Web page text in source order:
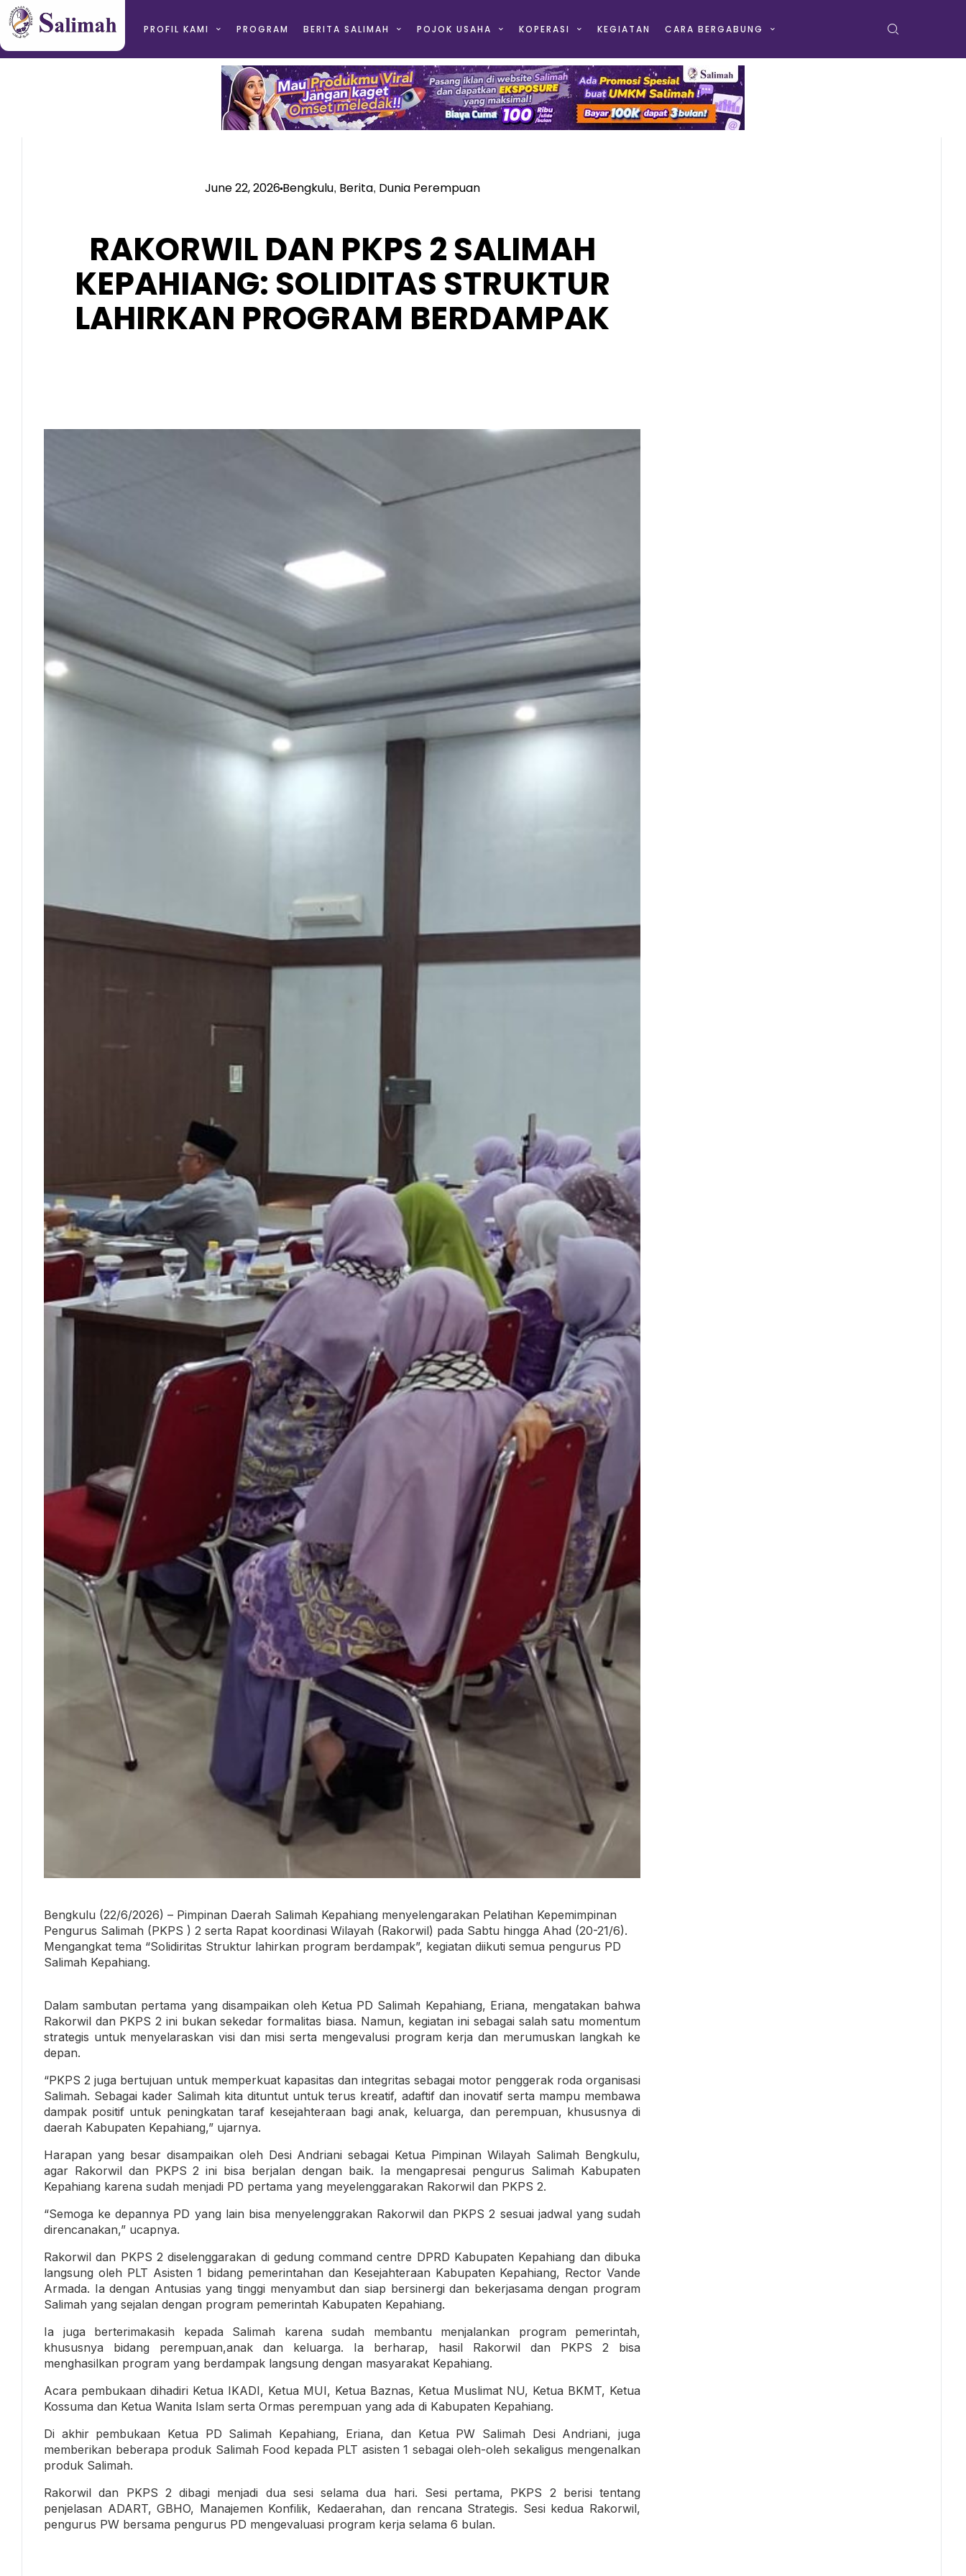
PROFIL KAMI PROGRAM BERITA SALIMAH POJOK USAHA KOPERASI KEGIATAN CARA BERGABUNG
June 22, 2026Bengkulu, Berita, Dunia Perempuan
RAKORWIL DAN PKPS 2 SALIMAH
KEPAHIANG: SOLIDITAS STRUKTUR
LAHIRKAN PROGRAM BERDAMPAK
Bengkulu (22/6/2026) – Pimpinan Daerah Salimah Kepahiang menyelengarakan Pelatihan Kepemimpinan
Pengurus Salimah (PKPS ) 2 serta Rapat koordinasi Wilayah (Rakorwil) pada Sabtu hingga Ahad (20-21/6).
Mengangkat tema “Solidiritas Struktur lahirkan program berdampak”, kegiatan diikuti semua pengurus PD
Salimah Kepahiang.
Dalam sambutan pertama yang disampaikan oleh Ketua PD Salimah Kepahiang, Eriana, mengatakan bahwa
Rakorwil dan PKPS 2 ini bukan sekedar formalitas biasa. Namun, kegiatan ini sebagai salah satu momentum
strategis untuk menyelaraskan visi dan misi serta mengevalusi program kerja dan merumuskan langkah ke
depan.
“PKPS 2 juga bertujuan untuk memperkuat kapasitas dan integritas sebagai motor penggerak roda organisasi
Salimah. Sebagai kader Salimah kita dituntut untuk terus kreatif, adaftif dan inovatif serta mampu membawa
dampak positif untuk peningkatan taraf kesejahteraan bagi anak, keluarga, dan perempuan, khususnya di
daerah Kabupaten Kepahiang,” ujarnya.
Harapan yang besar disampaikan oleh Desi Andriani sebagai Ketua Pimpinan Wilayah Salimah Bengkulu,
agar Rakorwil dan PKPS 2 ini bisa berjalan dengan baik. Ia mengapresai pengurus Salimah Kabupaten
Kepahiang karena sudah menjadi PD pertama yang meyelenggarakan Rakorwil dan PKPS 2.
“Semoga ke depannya PD yang lain bisa menyelenggrakan Rakorwil dan PKPS 2 sesuai jadwal yang sudah
direncanakan,” ucapnya.
Rakorwil dan PKPS 2 diselenggarakan di gedung command centre DPRD Kabupaten Kepahiang dan dibuka
langsung oleh PLT Asisten 1 bidang pemerintahan dan Kesejahteraan Kabupaten Kepahiang, Rector Vande
Armada. Ia dengan Antusias yang tinggi menyambut dan siap bersinergi dan bekerjasama dengan program
Salimah yang sejalan dengan program pemerintah Kabupaten Kepahiang.
Ia juga berterimakasih kepada Salimah karena sudah membantu menjalankan program pemerintah,
khususnya bidang perempuan,anak dan keluarga. Ia berharap, hasil Rakorwil dan PKPS 2 bisa
menghasilkan program yang berdampak langsung dengan masyarakat Kepahiang.
Acara pembukaan dihadiri Ketua IKADI, Ketua MUI, Ketua Baznas, Ketua Muslimat NU, Ketua BKMT, Ketua
Kossuma dan Ketua Wanita Islam serta Ormas perempuan yang ada di Kabupaten Kepahiang.
Di akhir pembukaan Ketua PD Salimah Kepahiang, Eriana, dan Ketua PW Salimah Desi Andriani, juga
memberikan beberapa produk Salimah Food kepada PLT asisten 1 sebagai oleh-oleh sekaligus mengenalkan
produk Salimah.
Rakorwil dan PKPS 2 dibagi menjadi dua sesi selama dua hari. Sesi pertama, PKPS 2 berisi tentang
penjelasan ADART, GBHO, Manajemen Konfilik, Kedaerahan, dan rencana Strategis. Sesi kedua Rakorwil,
pengurus PW bersama pengurus PD mengevaluasi program kerja selama 6 bulan.